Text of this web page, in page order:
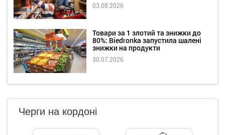
03.08.2026
Товари за 1 злотий та знижки до
80%: Biedronka запустила шалені
знижки на продукти
30.07.2026
Черги на кордоні